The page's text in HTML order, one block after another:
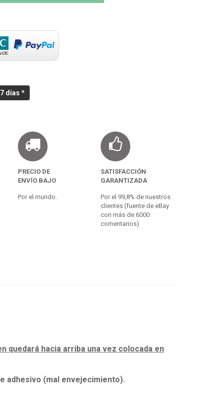
días *
PRECIO DE
ENVÍO BAJO
Por el mundo.
SATISFACCIÓN
GARANTIZADA
Por el 99,8% de nuestros
clientes (fuente de eBay
con más de 6000
comentarios)
quedará hacia arriba una vez colocada en
adhesivo (mal envejecimiento).